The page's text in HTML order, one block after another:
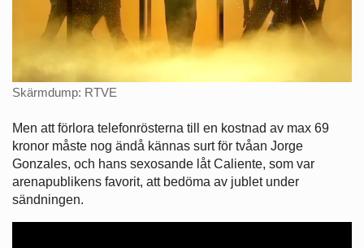
Skärmdump: RTVE
Men att förlora telefonrösterna till en kostnad av max 69
kronor måste nog ändå kännas surt för tvåan Jorge
Gonzales, och hans sexosande låt Caliente, som var
arenapublikens favorit, att bedöma av jublet under
sändningen.